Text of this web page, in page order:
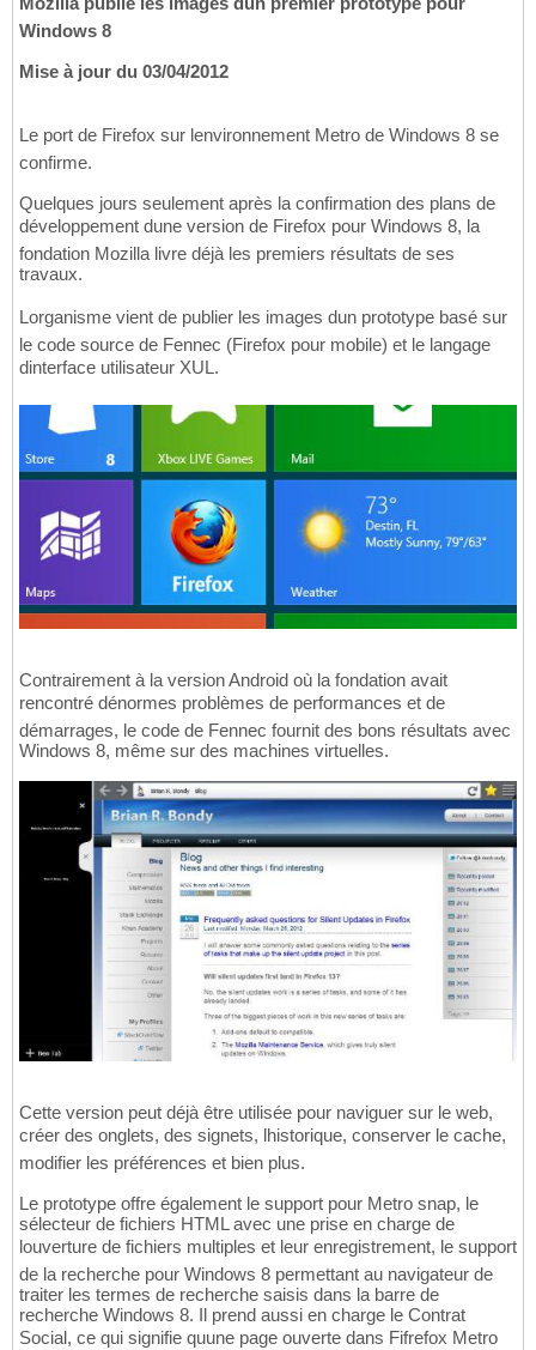
Windows 8
Mise à jour du 03/04/2012
Le port de Firefox sur lenvironnement Metro de Windows 8 se
confirme.
Quelques jours seulement après la confirmation des plans de
développement dune version de Firefox pour Windows 8, la
fondation Mozilla livre déjà les premiers résultats de ses
travaux.
Lorganisme vient de publier les images dun prototype basé sur
le code source de Fennec (Firefox pour mobile) et le langage
dinterface utilisateur XUL.
Contrairement à la version Android où la fondation avait
rencontré dénormes problèmes de performances et de
démarrages, le code de Fennec fournit des bons résultats avec
Windows 8, même sur des machines virtuelles.
Cette version peut déjà être utilisée pour naviguer sur le web,
créer des onglets, des signets, lhistorique, conserver le cache,
modifier les préférences et bien plus.
Le prototype offre également le support pour Metro snap, le
sélecteur de fichiers HTML avec une prise en charge de
louverture de fichiers multiples et leur enregistrement, le support
de la recherche pour Windows 8 permettant au navigateur de
traiter les termes de recherche saisis dans la barre de
recherche Windows 8. Il prend aussi en charge le Contrat
Social, ce qui signifie quune page ouverte dans Fifrefox Metro